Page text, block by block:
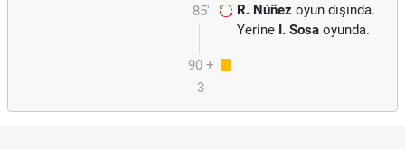
85' R. Núñez oyun dışında.
Yerine I. Sosa oyunda.
90 +
3